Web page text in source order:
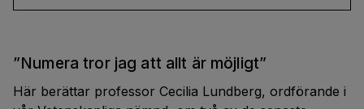
”Numera tror jag att allt är möjligt”
Här berättar professor Cecilia Lundberg, ordförande i